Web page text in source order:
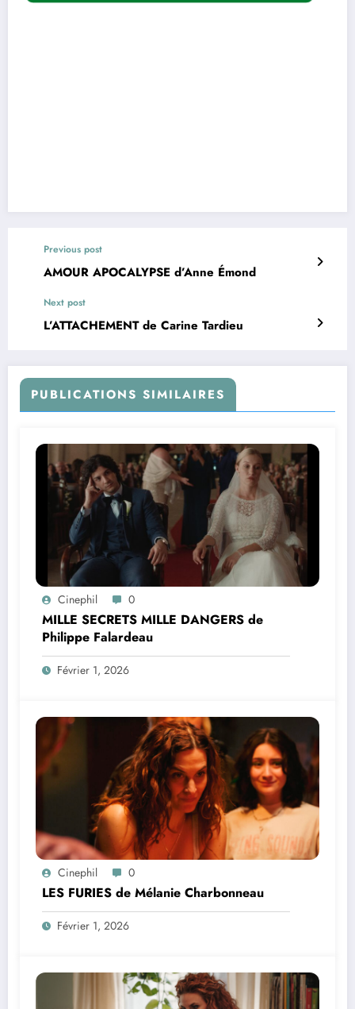
Previous post
AMOUR APOCALYPSE d’Anne Émond
Next post
L’ATTACHEMENT de Carine Tardieu
PUBLICATIONS SIMILAIRES
Cinephil 0
MILLE SECRETS MILLE DANGERS de
Philippe Falardeau
Février 1, 2026
Cinephil 0
LES FURIES de Mélanie Charbonneau
Février 1, 2026